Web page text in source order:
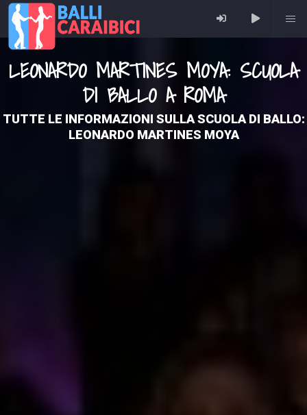
LEONARDO MARTINES MOYA: SCUOLA
DI BALLO A ROMA
TUTTE LE INFORMAZIONI SULLA SCUOLA DI BALLO:
LEONARDO MARTINES MOYA